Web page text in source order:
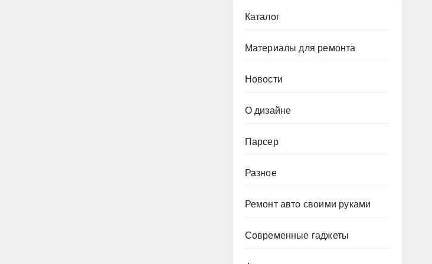
Каталог
Материалы для ремонта
Новости
О дизайне
Парсер
Разное
Ремонт авто своими руками
Современные гаджеты